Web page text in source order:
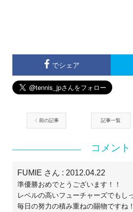
でシェア
前の記事 記事一覧
コメント
FUMIE さん : 2012.04.22
準優勝おめでとうございます！！
レベルの高いフューチャーズでもし
毎日の努力の積み重ねの賜物ですね！